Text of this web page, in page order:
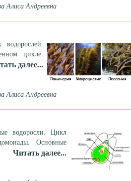
Алиса Андреевна
цикле.
далее...
Алиса Андреевна
водоросли. Цикл
Основные
Читать далее...